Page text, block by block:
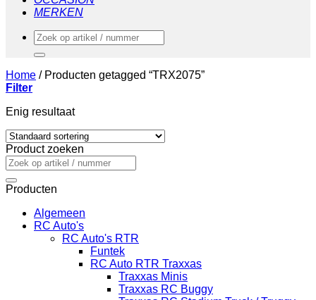
MERKEN
Zoeken
naar:
Home /Producten getagged “TRX2075”
Filter
Enig resultaat
Product zoeken
Zoeken
naar:
Producten
Algemeen
RC Auto's
RC Auto's RTR
Funtek
RC Auto RTR Traxxas
Traxxas Minis
Traxxas RC Buggy